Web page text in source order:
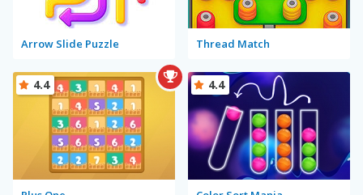
Arrow Slide Puzzle Thread Match
4.4 4.4